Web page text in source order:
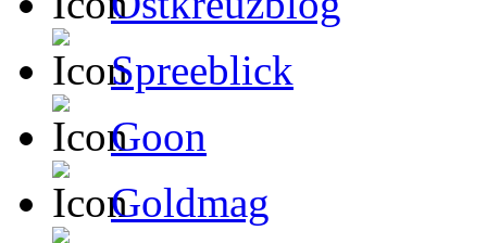
Spreeblick
Goon
Goldmag